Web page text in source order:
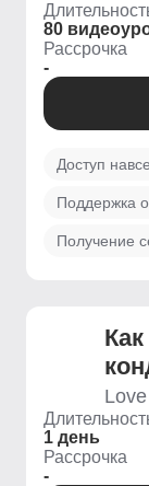
80
Рассрочка
-
Доступ
Поддержка
Получение
1 день
Рассрочка
-